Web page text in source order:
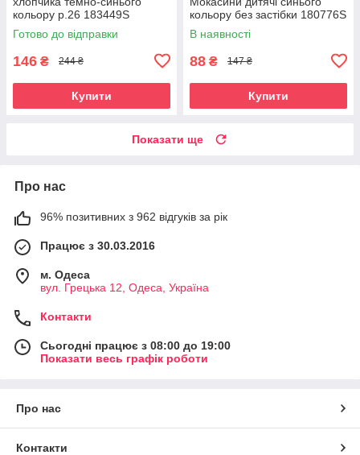
кольору р.26 183449S
Готово до відправки
146 ₴ 244 ₴
Купити
кольору без застібки 180776S
В наявності
88 ₴ 147 ₴
Купити
Показати ще
Про нас
96% позитивних з 962 відгуків за рік
Працює з 30.03.2016
м. Одеса
вул. Грецька 12, Одеса, Україна
Контакти
Сьогодні працює з 08:00 до 19:00
Показати весь графік роботи
Про нас
Контакти